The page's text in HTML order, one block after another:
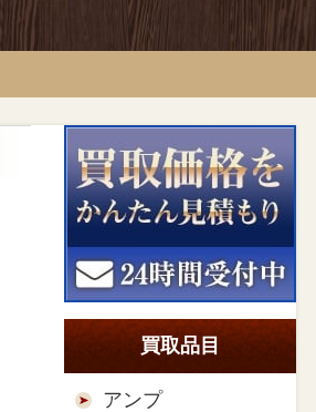
買取品目
アンプ